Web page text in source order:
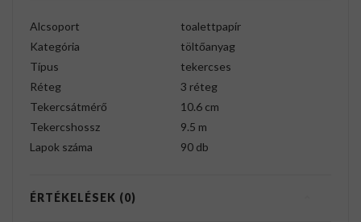
Alcsoport
toalettpapír
Kategória
töltőanyag
Típus
tekercses
Réteg
3 réteg
Tekercsátmérő
10.6 cm
Tekercshossz
9.5 m
Lapok száma
90 db
ÉRTÉKELÉSEK (0)